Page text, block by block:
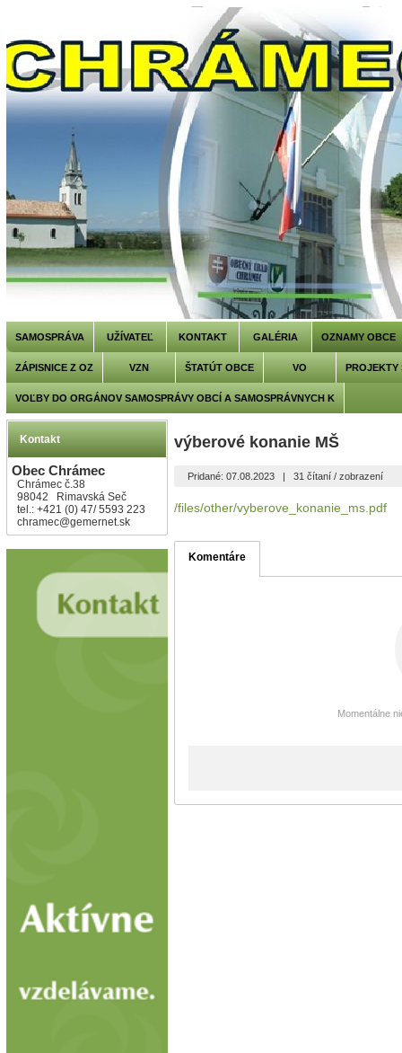
SAMOSPRÁVA UŽÍVATEĽ KONTAKT GALÉRIA OZNAMY OBCE
ZÁPISNICE Z OZ VZN ŠTATÚT OBCE VO PROJEKTY
VOĽBY DO ORGÁNOV SAMOSPRÁVY OBCÍ A SAMOSPRÁVNYCH K
Kontakt
Obec Chrámec
Chrámec č.38
98042 Rimavská Seč
tel.: +421 (0) 47/ 5593 223
chramec@gemernet.sk
výberové konanie MŠ
Pridané: 07.08.2023 |31 čítaní / zobrazení
/files/other/vyberove_konanie_ms.pdf
Komentáre
Momentálne